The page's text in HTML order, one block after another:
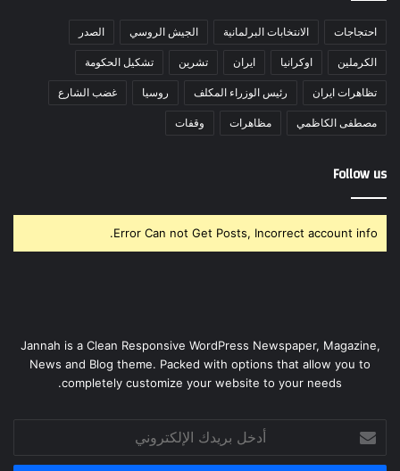
احتجاجات الانتخابات البرلمانية الجيش الروسي الصدر
الكرملين اوكرانيا ايران تشرين تشكيل الحكومة
تظاهرات ايران رئيس الوزراء المكلف روسيا غضب الشارع
مصطفى الكاظمي مظاهرات وقفات
Follow us
Error Can not Get Posts, Incorrect account info.
Jannah is a Clean Responsive WordPress Newspaper, Magazine,
News and Blog theme. Packed with options that allow you to
completely customize your website to your needs.
بريدك
الإلكتروني